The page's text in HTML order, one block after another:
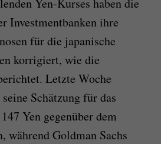
Yen-Kurses haben die
Investmentbanken ihre
für die japanische
korrigiert, wie die
Letzte Woche
Schätzung für das
Yen gegenüber dem
während Goldman Sachs